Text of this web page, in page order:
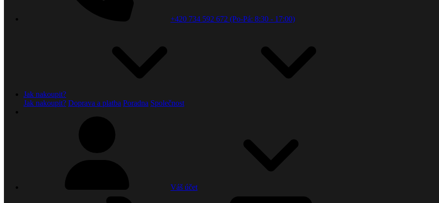
+420 734 592 672 (Po-Pá: 8:30 - 17:00)
Jak nakoupit?
Jak nakoupit? Doprava a platba Poradna Společnost
Váš účet